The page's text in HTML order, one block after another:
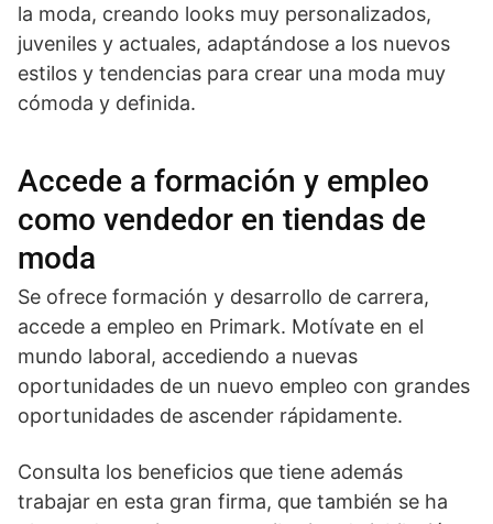
la moda, creando looks muy personalizados,
juveniles y actuales, adaptándose a los nuevos
estilos y tendencias para crear una moda muy
cómoda y definida.
Accede a formación y empleo
como vendedor en tiendas de
moda
Se ofrece formación y desarrollo de carrera,
accede a empleo en Primark. Motívate en el
mundo laboral, accediendo a nuevas
oportunidades de un nuevo empleo con grandes
oportunidades de ascender rápidamente.
Consulta los beneficios que tiene además
trabajar en esta gran firma, que también se ha